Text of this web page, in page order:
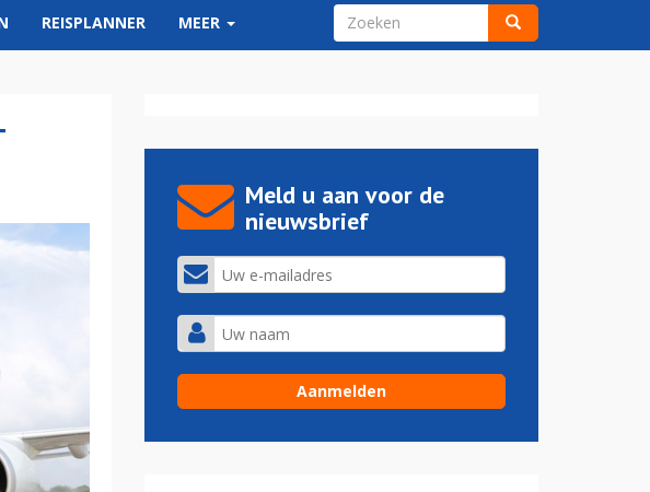
REISPLANNER MEER ZOEKVELD
Meld u aan voor de
nieuwsbrief